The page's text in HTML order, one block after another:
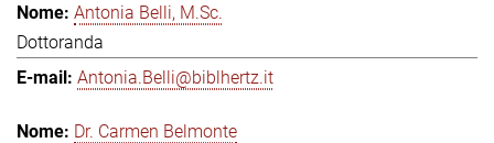
Antonia Belli, M.Sc.
Dottoranda
Antonia.Belli@biblhertz.it
Dr. Carmen Belmonte